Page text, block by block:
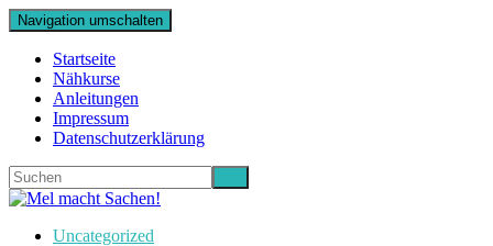
Navigation umschalten
Startseite
Nähkurse
Anleitungen
Impressum
Datenschutzerklärung
Uncategorized